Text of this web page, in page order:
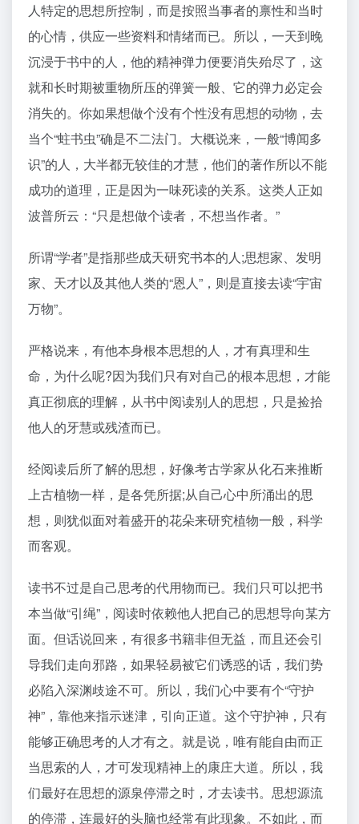
人特定的思想所控制，而是按照当事者的禀性和当时
的心情，供应一些资料和情绪而已。所以，一天到晚
沉浸于书中的人，他的精神弹力便要消失殆尽了，这
就和长时期被重物所压的弹簧一般、它的弹力必定会
消失的。你如果想做个没有个性没有思想的动物，去
当个“蛀书虫”确是不二法门。大概说来，一般“博闻多
识”的人，大半都无较佳的才慧，他们的著作所以不能
成功的道理，正是因为一味死读的关系。这类人正如
波普所云：“只是想做个读者，不想当作者。”
所谓“学者”是指那些成天研究书本的人;思想家、发明
家、天才以及其他人类的“恩人”，则是直接去读“宇宙
万物”。
严格说来，有他本身根本思想的人，才有真理和生
命，为什么呢?因为我们只有对自己的根本思想，才能
真正彻底的理解，从书中阅读别人的思想，只是捡拾
他人的牙慧或残渣而已。
经阅读后所了解的思想，好像考古学家从化石来推断
上古植物一样，是各凭所据;从自己心中所涌出的思
想，则犹似面对着盛开的花朵来研究植物一般，科学
而客观。
读书不过是自己思考的代用物而已。我们只可以把书
本当做“引绳”，阅读时依赖他人把自己的思想导向某方
面。但话说回来，有很多书籍非但无益，而且还会引
导我们走向邪路，如果轻易被它们诱惑的话，我们势
必陷入深渊歧途不可。所以，我们心中要有个“守护
神”，靠他来指示迷津，引向正道。这个守护神，只有
能够正确思考的人才有之。就是说，唯有能自由而正
当思索的人，才可发现精神上的康庄大道。所以，我
们最好在思想的源泉停滞之时，才去读书。思想源流
的停滞，连最好的头脑也经常有此现象。不如此，而